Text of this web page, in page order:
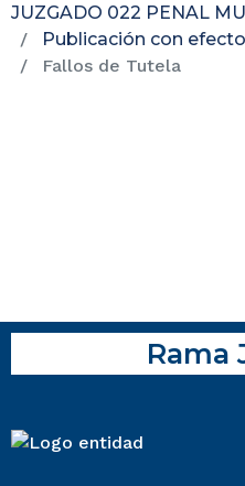
JUZGADO 022 PENAL
Publicación con
Fallos de Tutela
Rama